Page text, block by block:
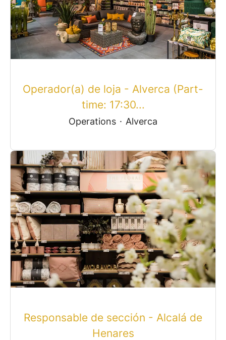
Operador(a) de loja - Alverca (Part-
time: 17:30...
Operations · Alverca
Responsable de sección - Alcalá de
Henares